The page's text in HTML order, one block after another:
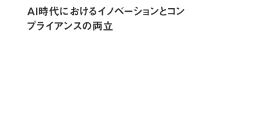
AI時代におけるイノベーションとコン
プライアンスの両立